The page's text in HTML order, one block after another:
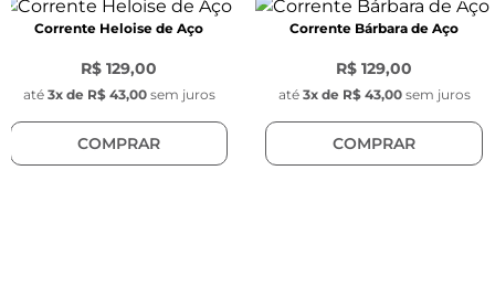
- Largura: 22 mm
- Espessura: 1,3 mm
- Cor: Prata
- Modelo: Coração liso
- Tarraxas arredondadas na cor prata banhadas
a paládio, com 7mm de espessura.
Corrente Heloise de Aço
R$ 129,00
até 3x de R$ 43,00 sem juros
COMPRAR
Corrente Bárbara de Aço
R$ 129,00
até 3x de R$ 43,00 sem juros
COMPRAR